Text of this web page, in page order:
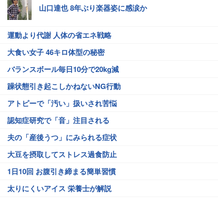
山口達也 8年ぶり楽器姿に感涙か
運動より代謝 人体の省エネ戦略
大食い女子 46キロ体型の秘密
バランスボール毎日10分で20kg減
躁状態引き起こしかねないNG行動
アトピーで「汚い」扱いされ苦悩
認知症研究で「音」注目される
夫の「産後うつ」にみられる症状
大豆を摂取してストレス過食防止
1日10回 お腹引き締まる簡単習慣
太りにくいアイス 栄養士が解説